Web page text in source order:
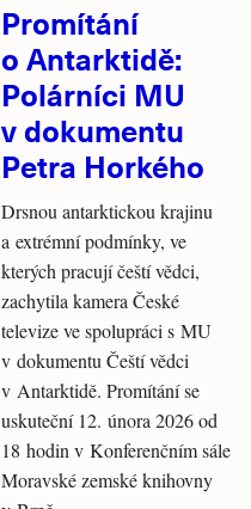
Promítání
o Antarktidě:
Polárníci MU
v dokumentu
Petra Horkého
Drsnou antarktickou krajinu
a extrémní podmínky, ve
kterých pracují čeští vědci,
zachytila kamera České
televize ve spolupráci s MU
v dokumentu Čeští vědci
v Antarktidě. Promítání se
uskuteční 12. února 2026 od
18 hodin v Konferenčním sále
Moravské zemské knihovny